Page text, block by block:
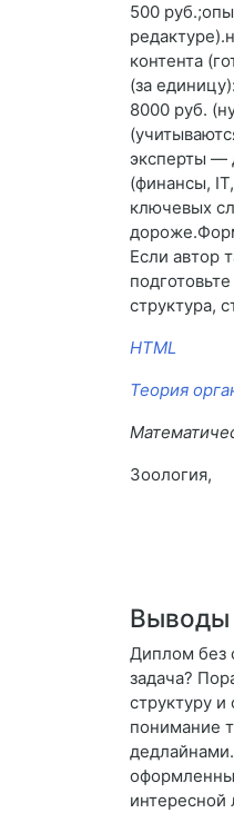
500
контента
(за
8000 руб.
эксперты —
(финансы,
ключевых
Если автор
структура,
HTML
Теория
Зоология,
Выводы
Диплом без
задача?
структуру
понимание
интересной